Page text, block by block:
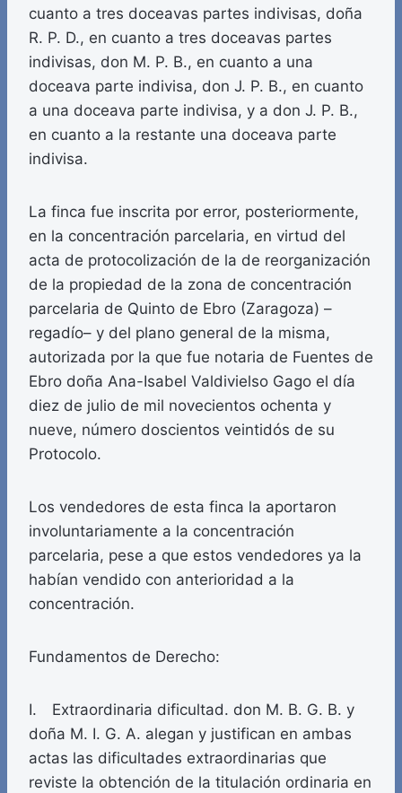
cuanto a tres doceavas partes indivisas, doña
R. P. D., en cuanto a tres doceavas partes
indivisas, don M. P. B., en cuanto a una
doceava parte indivisa, don J. P. B., en cuanto
a una doceava parte indivisa, y a don J. P. B.,
en cuanto a la restante una doceava parte
indivisa.
La finca fue inscrita por error, posteriormente,
en la concentración parcelaria, en virtud del
acta de protocolización de la de reorganización
de la propiedad de la zona de concentración
parcelaria de Quinto de Ebro (Zaragoza) –
regadío– y del plano general de la misma,
autorizada por la que fue notaria de Fuentes de
Ebro doña Ana-Isabel Valdivielso Gago el día
diez de julio de mil novecientos ochenta y
nueve, número doscientos veintidós de su
Protocolo.
Los vendedores de esta finca la aportaron
involuntariamente a la concentración
parcelaria, pese a que estos vendedores ya la
habían vendido con anterioridad a la
concentración.
Fundamentos de Derecho:
I. Extraordinaria dificultad. don M. B. G. B. y
doña M. I. G. A. alegan y justifican en ambas
actas las dificultades extraordinarias que
reviste la obtención de la titulación ordinaria en